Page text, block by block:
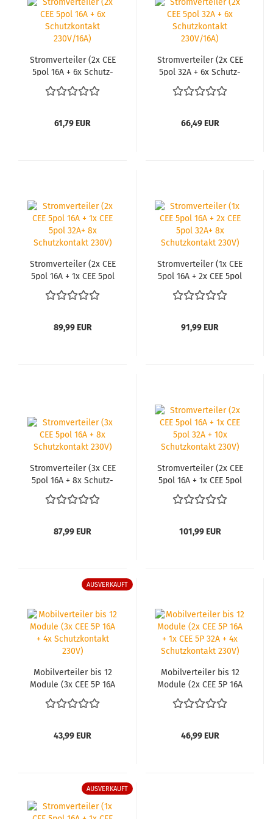
Strom­ver­tei­ler (2x CEE
5pol 16A + 6x Schutz­
kon­takt 230V/16A)
61,79 EUR
Strom­ver­tei­ler (2x CEE
5pol 32A + 6x Schutz­
kon­takt 230V/16A)
66,49 EUR
Strom­ver­tei­ler (2x CEE
5pol 16A + 1x CEE 5pol
32A+ 8x Schutz­kon­takt
230V)
89,99 EUR
Strom­ver­tei­ler (1x CEE
5pol 16A + 2x CEE 5pol
32A+ 8x Schutz­kon­takt
230V)
91,99 EUR
Strom­ver­tei­ler (3x CEE
5pol 16A + 8x Schutz­
kon­takt 230V)
87,99 EUR
Strom­ver­tei­ler (2x CEE
5pol 16A + 1x CEE 5pol
32A + 10x Schutz­kon­
takt 230V)
101,99 EUR
AUSVERKAUFT
Mo­bil­ver­tei­ler bis 12
Mo­du­le (3x CEE 5P 16A
+ 4x Schutz­kon­takt
230V)
43,99 EUR
Mo­bil­ver­tei­ler bis 12
Mo­du­le (2x CEE 5P 16A
+ 1x CEE 5P 32A + 4x
Schutz­kon­takt 230V)
46,99 EUR
AUSVERKAUFT